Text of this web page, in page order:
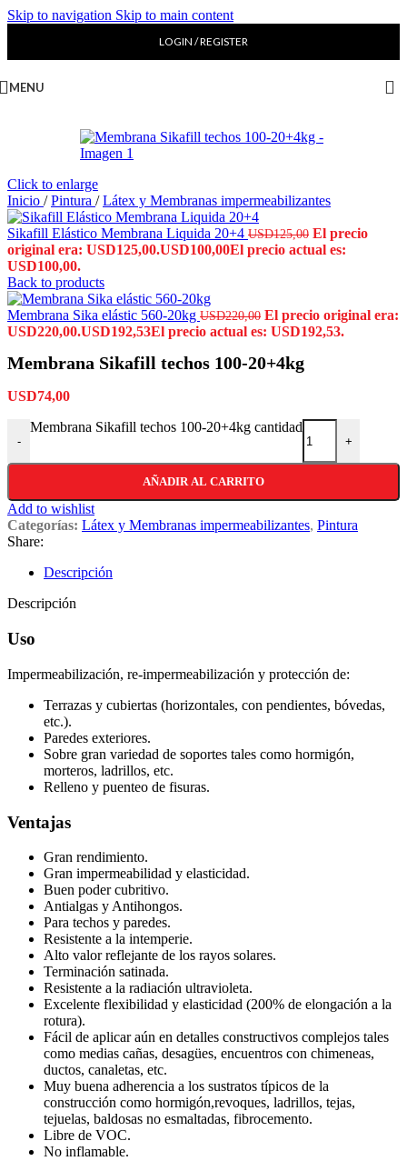
Skip to navigation Skip to main content
LOGIN / REGISTER
MENU
Click to enlarge
Inicio / Pintura / Látex y Membranas impermeabilizantes
Sikafill Elástico Membrana Liquida 20+4 USD125,00 El precio
original era: USD125,00.USD100,00El precio actual es:
USD100,00.
Back to products
Membrana Sika elástic 560-20kg USD220,00 El precio original era:
USD220,00.USD192,53El precio actual es: USD192,53.
Membrana Sikafill techos 100-20+4kg
USD74,00
-
Membrana Sikafill techos 100-20+4kg cantidad
+
AÑADIR AL CARRITO
Add to wishlist
Categorías: Látex y Membranas impermeabilizantes, Pintura
Share:
Descripción
Descripción
Uso
Impermeabilización, re-impermeabilización y protección de:
Terrazas y cubiertas (horizontales, con pendientes, bóvedas,
etc.).
Paredes exteriores.
Sobre gran variedad de soportes tales como hormigón,
morteros, ladrillos, etc.
Relleno y puenteo de fisuras.
Ventajas
Gran rendimiento.
Gran impermeabilidad y elasticidad.
Buen poder cubritivo.
Antialgas y Antihongos.
Para techos y paredes.
Resistente a la intemperie.
Alto valor reflejante de los rayos solares.
Terminación satinada.
Resistente a la radiación ultravioleta.
Excelente flexibilidad y elasticidad (200% de elongación a la
rotura).
Fácil de aplicar aún en detalles constructivos complejos tales
como medias cañas, desagües, encuentros con chimeneas,
ductos, canaletas, etc.
Muy buena adherencia a los sustratos típicos de la
construcción como hormigón,revoques, ladrillos, tejas,
tejuelas, baldosas no esmaltadas, fibrocemento.
Libre de VOC.
No inflamable.